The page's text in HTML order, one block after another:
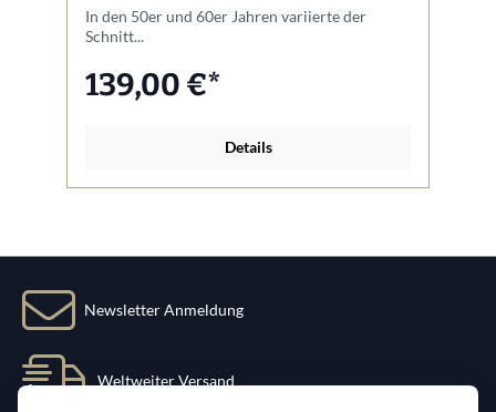
In den 50er und 60er Jahren variierte der
Schnitt...
139,00 €*
Details
Newsletter Anmeldung
Weltweiter Versand